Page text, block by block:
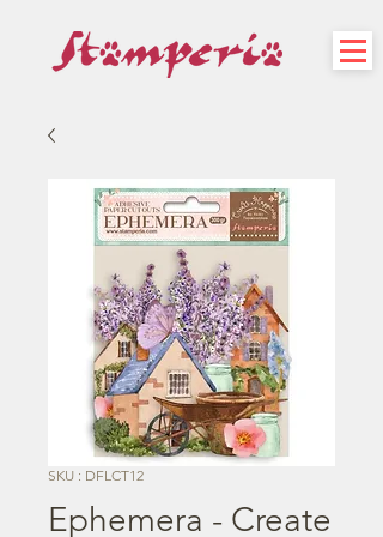
SKU : DFLCT12
Ephemera - Create